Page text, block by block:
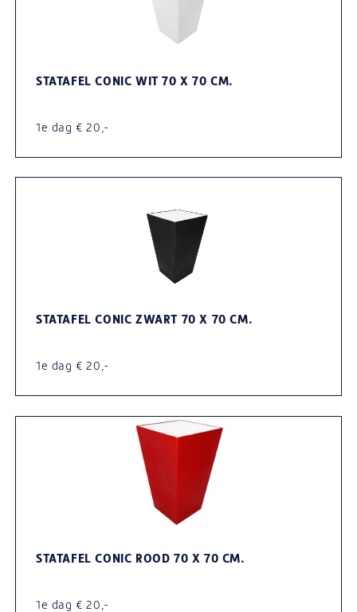
STATAFEL CONIC WIT 70 X 70 CM.
1e dag € 20,-
STATAFEL CONIC ZWART 70 X 70 CM.
1e dag € 20,-
STATAFEL CONIC ROOD 70 X 70 CM.
1e dag € 20,-